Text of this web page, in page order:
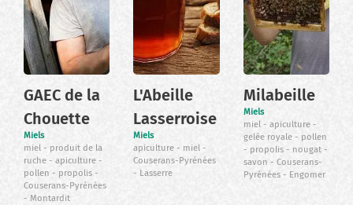
GAEC de la
Chouette
Miels
miel
produit de la
ruche
apiculture
pollen
propolis
Couserans-Pyrénées
Montardit
L'Abeille
Lasserroise
Miels
apiculture
miel
Couserans-Pyrénées
Lasserre
Milabeille
Miels
miel
apiculture
gelée royale
pollen
propolis
nougat
savon
Couserans-
Pyrénées
Engomer